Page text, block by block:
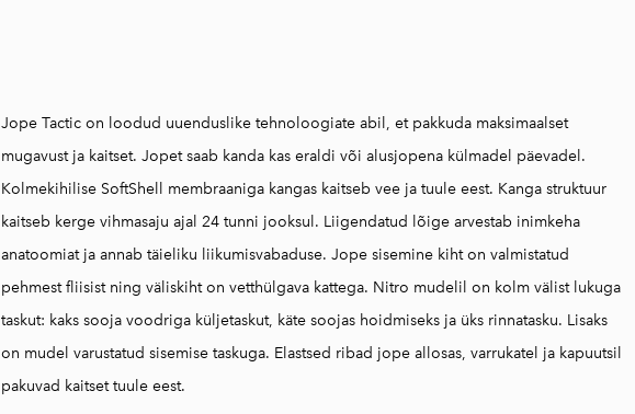
Jope Tactic on loodud uuenduslike tehnoloogiate abil, et pakkuda maksimaalset
mugavust ja kaitset. Jopet saab kanda kas eraldi või alusjopena külmadel päevadel.
Kolmekihilise SoftShell membraaniga kangas kaitseb vee ja tuule eest. Kanga struktuur
kaitseb kerge vihmasaju ajal 24 tunni jooksul. Liigendatud lõige arvestab inimkeha
anatoomiat ja annab täieliku liikumisvabaduse. Jope sisemine kiht on valmistatud
pehmest fliisist ning väliskiht on vetthülgava kattega. Nitro mudelil on kolm välist lukuga
taskut: kaks sooja voodriga küljetaskut, käte soojas hoidmiseks ja üks rinnatasku. Lisaks
on mudel varustatud sisemise taskuga. Elastsed ribad jope allosas, varrukatel ja kapuutsil
pakuvad kaitset tuule eest.